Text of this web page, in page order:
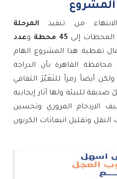
المشروع
من تنفيذ المرحلة
إلى 45 محطة وعدد
تغطية هذا المشروع الهام
القاهرة بأن الدراجة
أيضاً رمزاً للتَغَيُرْ الثقافي
للبيئة ولها آثار إيجابية
الازدحام المروري وتحسين
وتقليل انبعاثات الكربون